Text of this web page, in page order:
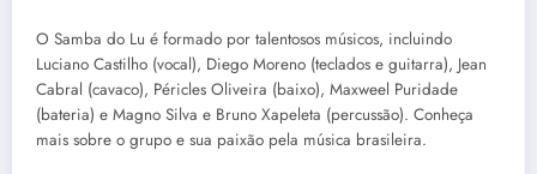
O Samba do Lu é formado por talentosos músicos, incluindo
Luciano Castilho (vocal), Diego Moreno (teclados e guitarra), Jean
Cabral (cavaco), Péricles Oliveira (baixo), Maxweel Puridade
(bateria) e Magno Silva e Bruno Xapeleta (percussão). Conheça
mais sobre o grupo e sua paixão pela música brasileira.